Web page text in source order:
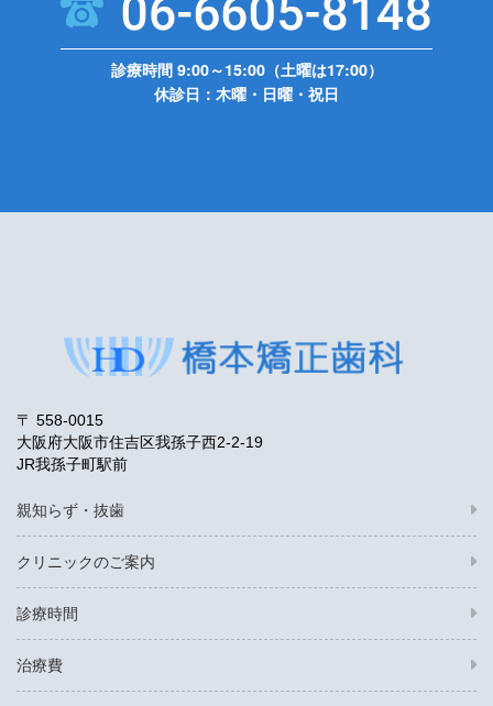
診療時間 9:00～15:00（土曜は17:00）
休診日：木曜・日曜・祝日
〒 558-0015
大阪府大阪市住吉区我孫子西2-2-19
JR我孫子町駅前
親知らず・抜歯
クリニックのご案内
診療時間
治療費